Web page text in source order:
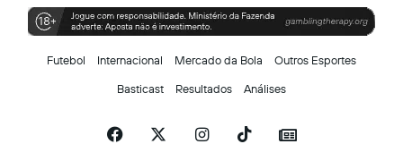
Futebol Internacional Mercado da Bola Outros Esportes
Basticast Resultados Análises
Facebook InstagramTikTokSiga-